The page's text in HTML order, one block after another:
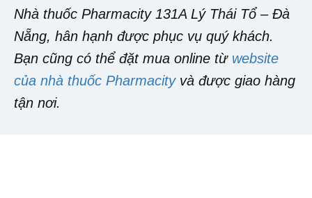
Nhà thuốc Pharmacity 131A Lý Thái Tổ – Đà
Nẵng, hân hạnh được phục vụ quý khách.
Bạn cũng có thể đặt mua online từ website
của nhà thuốc Pharmacityvà được giao hàng
tận nơi.